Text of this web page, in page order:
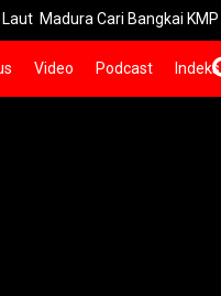
Cari Bangkai KMP Mutiara 2
Video Podcast Indeks